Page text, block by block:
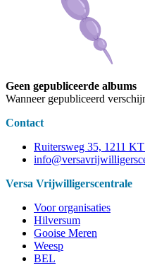
Geen gepubliceerde albums
Wanneer gepubliceerd
Contact
Ruitersweg 35, 1211
Versa Vrijwilligerscentrale
Voor organisaties
Hilversum
Gooise Meren
Weesp
BEL